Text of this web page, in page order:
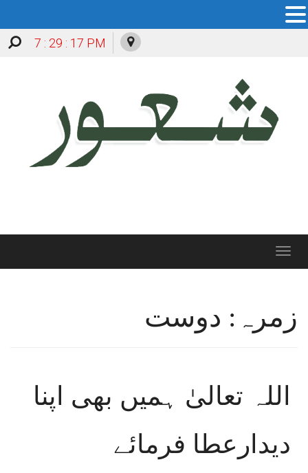
7 : 29 : 18 PM
Toggle
زمرہ: دوست
اللہ تعالیٰ ہمیں بھی اپنا
دیدارعطا فرمائے